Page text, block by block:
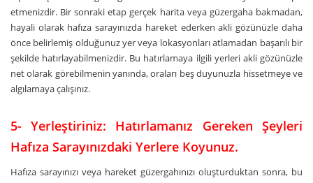
etmenizdir. Bir sonraki etap gerçek harita veya güzergaha bakmadan,
hayali olarak hafıza sarayınızda hareket ederken akli gözünüzle daha
önce belirlemiş olduğunuz yer veya lokasyonları atlamadan başarılı bir
şekilde hatırlayabilmenizdir. Bu hatırlamaya ilgili yerleri akli gözünüzle
net olarak görebilmenin yanında, oraları beş duyunuzla hissetmeye ve
algılamaya çalışınız.
5- Yerleştiriniz: Hatırlamanız Gereken Şeyleri
Hafıza Sarayınızdaki Yerlere Koyunuz.
Hafıza sarayınızı veya hareket güzergahınızı oluşturduktan sonra, bu